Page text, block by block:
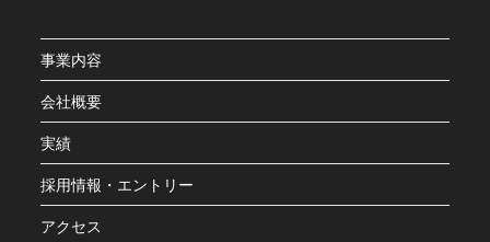
事業内容
会社概要
実績
採用情報・エントリー
アクセス